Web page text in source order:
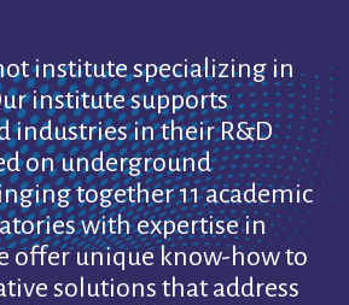
institute specializing in
institute supports
industries in their R&D
on underground
together 11 academic
with expertise in
offer unique know-how to
solutions that address